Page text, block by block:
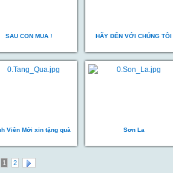
SAU CON MUA ! HÃY ĐẾN VỚI CHÚNG TÔI
Viên Mới xin tặng quà Sơn La
1 2